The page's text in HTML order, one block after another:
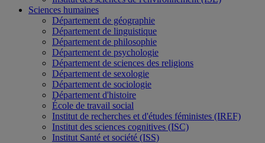
Sciences humaines
Département de géographie
Département de linguistique
Département de philosophie
Département de psychologie
Département de sciences des religions
Département de sexologie
Département de sociologie
Département d'histoire
École de travail social
Institut de recherches et d'études féministes (IREF)
Institut des sciences cognitives (ISC)
Institut Santé et société (ISS)